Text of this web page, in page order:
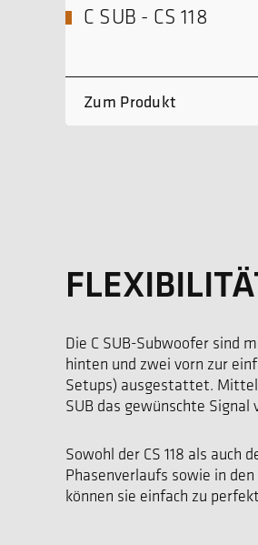
C SUB - CS 118
Zum Produkt
Die C SUB-Subwoofer sind
hinten und zwei vorn zur
Setups) ausgestattet.
SUB das gewünschte
Sowohl der CS 118 als auch
Phasenverlaufs sowie in
können sie einfach zu